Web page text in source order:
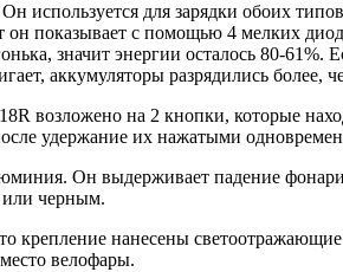
используется для зарядки обоих
он показывает с помощью 4 мелких
значит энергии осталось 80-
аккумуляторы разрядились более,
на 2 кнопки, которые
удержание их нажатыми
Он выдерживает падение
или черным.
крепление нанесены
велофары.